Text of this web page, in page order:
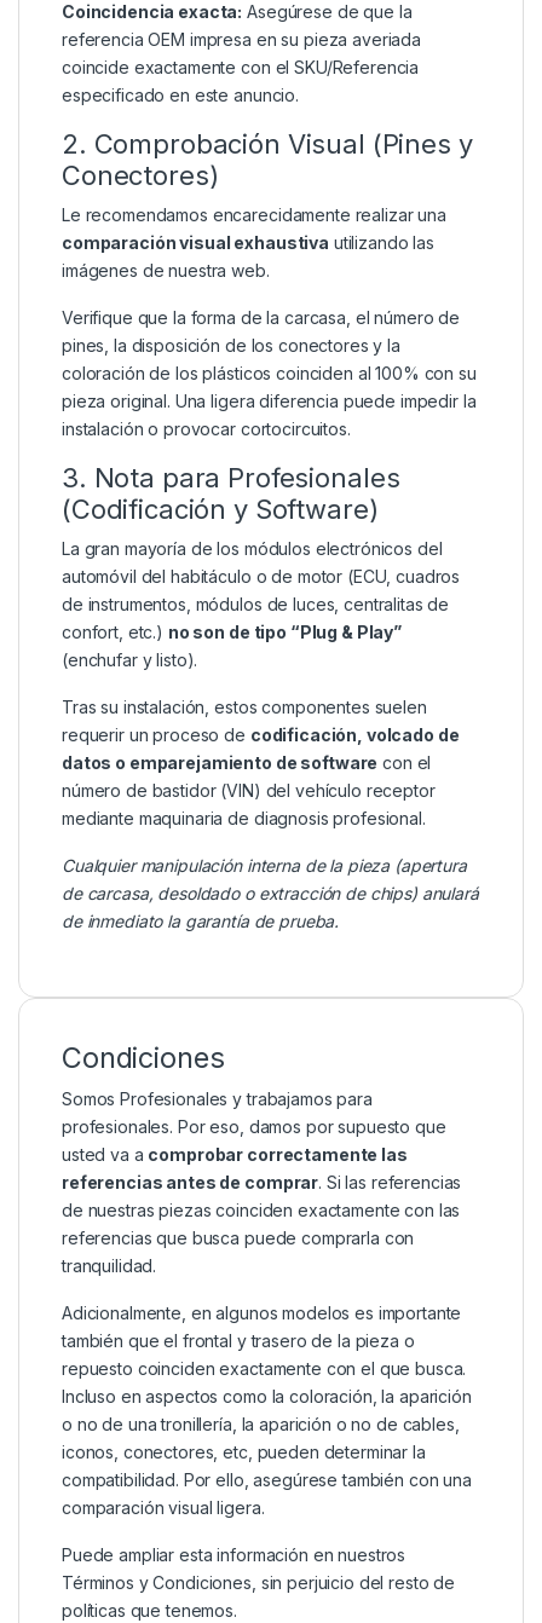
Coincidencia exacta: Asegúrese de que la
referencia OEM impresa en su pieza averiada
coincide exactamente con el SKU/Referencia
especificado en este anuncio.
2. Comprobación Visual (Pines y
Conectores)
Le recomendamos encarecidamente realizar una
comparación visual exhaustiva utilizando las
imágenes de nuestra web.
Verifique que la forma de la carcasa, el número de
pines, la disposición de los conectores y la
coloración de los plásticos coinciden al 100% con su
pieza original. Una ligera diferencia puede impedir la
instalación o provocar cortocircuitos.
3. Nota para Profesionales
(Codificación y Software)
La gran mayoría de los módulos electrónicos del
automóvil del habitáculo o de motor (ECU, cuadros
de instrumentos, módulos de luces, centralitas de
confort, etc.) no son de tipo “Plug & Play”
(enchufar y listo).
Tras su instalación, estos componentes suelen
requerir un proceso de codificación, volcado de
datos o emparejamiento de software con el
número de bastidor (VIN) del vehículo receptor
mediante maquinaria de diagnosis profesional.
Cualquier manipulación interna de la pieza (apertura
de carcasa, desoldado o extracción de chips) anulará
de inmediato la garantía de prueba.
Condiciones
Somos Profesionales y trabajamos para
profesionales. Por eso, damos por supuesto que
usted va a comprobar correctamente las
referencias antes de comprar. Si las referencias
de nuestras piezas coinciden exactamente con las
referencias que busca puede comprarla con
tranquilidad.
Adicionalmente, en algunos modelos es importante
también que el frontal y trasero de la pieza o
repuesto coinciden exactamente con el que busca.
Incluso en aspectos como la coloración, la aparición
o no de una tronillería, la aparición o no de cables,
iconos, conectores, etc, pueden determinar la
compatibilidad. Por ello, asegúrese también con una
comparación visual ligera.
Puede ampliar esta información en nuestros
Términos y Condiciones , sin perjuicio del resto de
políticas que tenemos.